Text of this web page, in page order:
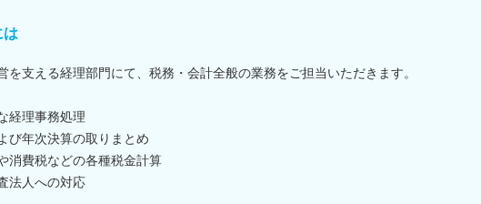
は
を支える経理部門にて、税務・会計全般の業務をご担当いただきます。
経理事務処理
び年次決算の取りまとめ
消費税などの各種税金計算
法人への対応